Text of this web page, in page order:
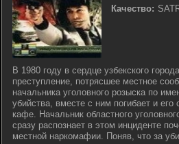
Качество:
В 1980 году в сердце узбекского
преступление, потрясшее местное
начальника уголовного розыска по
убийства, вместе с ним погибает и
кафе. Начальник областного
сразу распознает в этом инциденте
местной наркомафии. Поняв, что за